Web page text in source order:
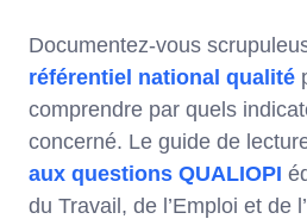
Documentez-vous
référentiel national qualité
comprendre par quels
concerné. Le guide de
aux questions QUALIOPI
du Travail, de l’Emploi et de